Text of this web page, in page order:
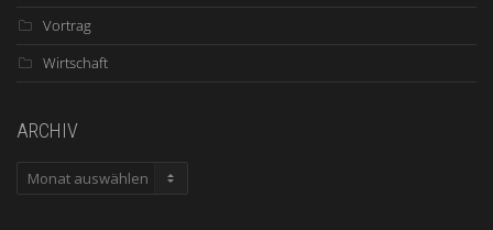
Vortrag
Wirtschaft
ARCHIV
ARCHIV